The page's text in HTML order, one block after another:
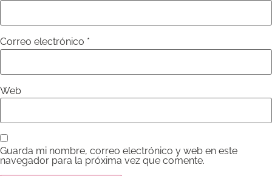
Correo electrónico *
Web
Guarda mi nombre, correo electrónico y web en este
navegador para la próxima vez que comente.